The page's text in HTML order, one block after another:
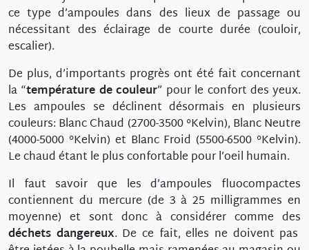
ce type d’ampoules dans des lieux de passage ou
nécessitant des éclairage de courte durée (couloir,
escalier).
De plus, d’importants progrès ont été fait concernant
la “température de couleur” pour le confort des yeux.
Les ampoules se déclinent désormais en plusieurs
couleurs: Blanc Chaud (2700-3500 °Kelvin), Blanc Neutre
(4000-5000 °Kelvin) et Blanc Froid (5500-6500 °Kelvin).
Le chaud étant le plus confortable pour l’oeil humain.
Il faut savoir que les d’ampoules fluocompactes
contiennent du mercure (de 3 à 25 milligrammes en
moyenne) et sont donc à considérer comme des
déchets dangereux. De ce fait, elles ne doivent pas